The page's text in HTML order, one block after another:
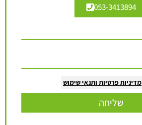
053-3413894
מדיניות פרטיות ותנאי שימוש
שליחה